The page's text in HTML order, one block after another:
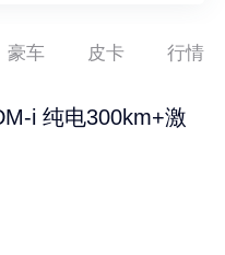
豪车 皮卡 行情
i 纯电300km+激